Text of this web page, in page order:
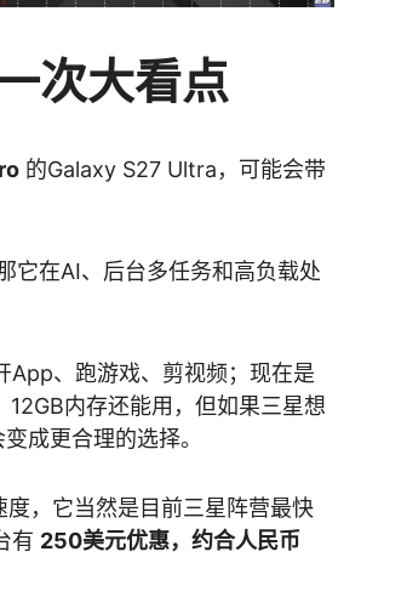
次大看点
的Galaxy S27 Ultra，可能会带
它在AI、后台多任务和高负载处
App、跑游戏、剪视频；现在是
内存还能用，但如果三星想
成更合理的选择。
，它当然是目前三星阵营最快
有 250美元优惠，约合人民币